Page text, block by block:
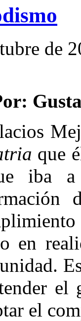
de
que
iba
en
el